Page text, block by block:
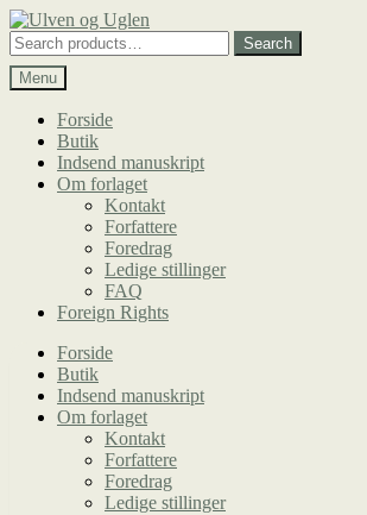
Spring
til
navigation
Spring
til
indhold
Search
for:
Search
Menu
Forside
Butik
Indsend manuskript
Om forlaget
Kontakt
Forfattere
Foredrag
Ledige stillinger
FAQ
Foreign Rights
Forside
Butik
Indsend manuskript
Om forlaget
Kontakt
Forfattere
Foredrag
Ledige stillinger